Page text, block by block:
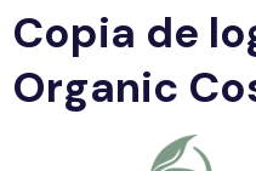
Copia de
Organic